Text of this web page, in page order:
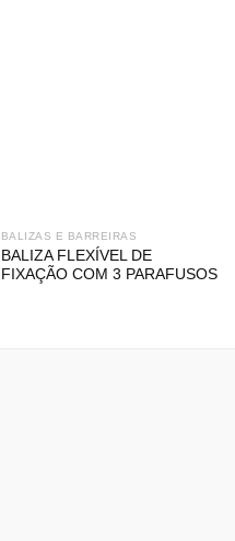
BALIZAS E BARREIRAS
BALIZA FLEXÍVEL DE
FIXAÇÃO COM 3 PARAFUSOS